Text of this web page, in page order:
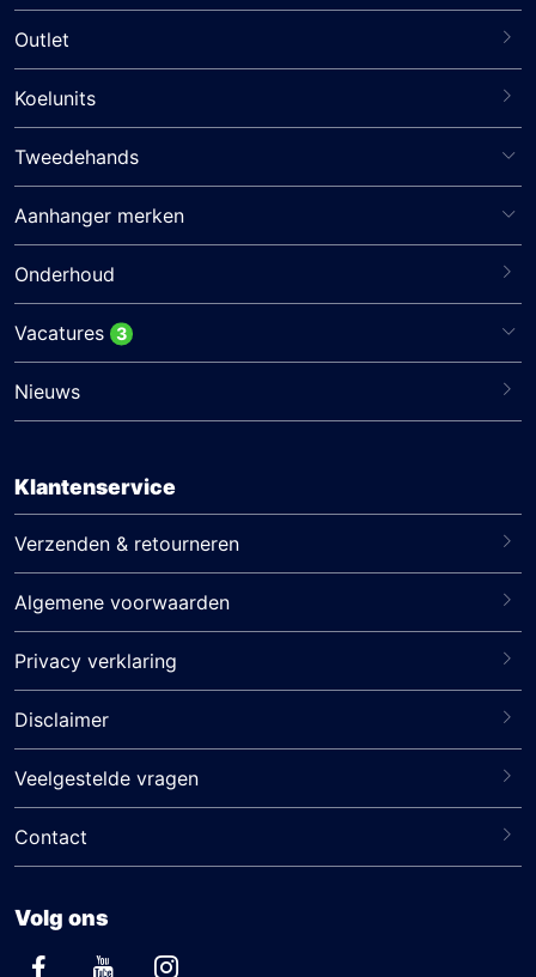
Outlet
Koelunits
Tweedehands
Aanhanger merken
Onderhoud
Vacatures 3
Nieuws
Klantenservice
Verzenden & retourneren
Algemene voorwaarden
Privacy verklaring
Disclaimer
Veelgestelde vragen
Contact
Volg ons